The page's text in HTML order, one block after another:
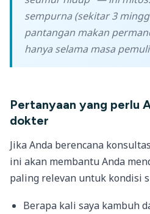
sempurna (sekitar 3
pantangan makan
hanya selama masa
Pertanyaan yang perlu
dokter
Jika Anda berencana
ini akan membantu Anda
paling relevan untuk kondisi
Berapa kali saya kambuh